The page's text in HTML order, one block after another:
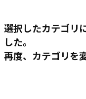
選択したカテゴリ
した。
再度、カテゴリを